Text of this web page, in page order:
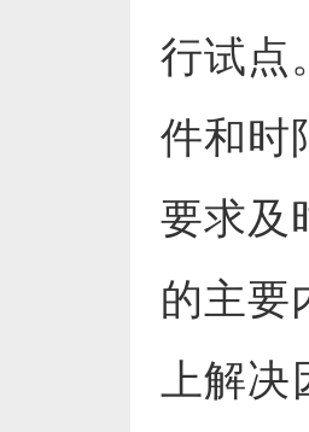
行试点
件和时
要求及
的主要
上解决